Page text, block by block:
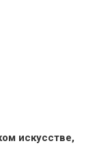
искусстве,